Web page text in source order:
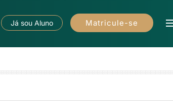
Já sou Aluno Matricule-se